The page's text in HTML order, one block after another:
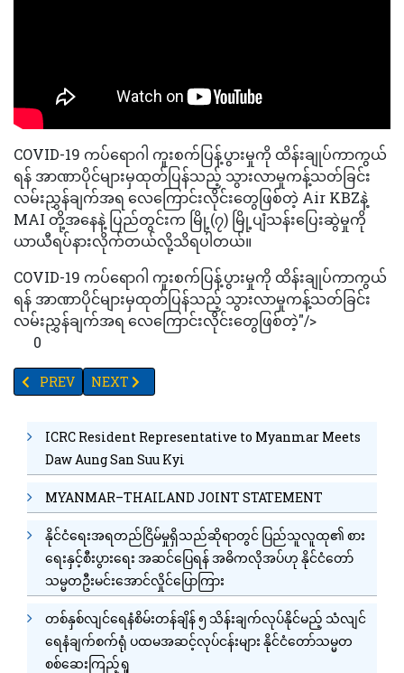
COVID-19 ကပ်ရောဂါ ကူးစက်ပြန့်ပွားမှုကို ထိန်းချုပ်ကာကွယ်
ရန် အာဏာပိုင်များမှထုတ်ပြန်သည့် သွားလာမှုကန့်သတ်ခြင်း
လမ်းညွှန်ချက်အရ လေကြောင်းလိုင်းတွေဖြစ်တဲ့ Air KBZနဲ့
MAI တို့အနေနဲ့ ပြည်တွင်းက မြို့(၇) မြို့ပျံသန်းပြေးဆွဲမှုကို
ယာယီရပ်နားလိုက်တယ်လို့သိရပါတယ်။
COVID-19 ကပ်ရောဂါ ကူးစက်ပြန့်ပွားမှုကို ထိန်းချုပ်ကာကွယ်
ရန် အာဏာပိုင်များမှထုတ်ပြန်သည့် သွားလာမှုကန့်သတ်ခြင်း
လမ်းညွှန်ချက်အရ လေကြောင်းလိုင်းတွေဖြစ်တဲ့"/>
0
PREVIOUS ARTICLE: ရန်ကုန်အတွက် လိုအပ်တဲ့ LIQUID OXYGEN
PREV NEXT ARTICLE: စေတနာ့ဝန်ထမ်းများ ကိုဗစ်ကူးစက်ခံနေ
NEXT
ICRC Resident Representative to Myanmar Meets
Daw Aung San Suu Kyi
MYANMAR–THAILAND JOINT STATEMENT
နိုင်ငံရေးအရတည်ငြိမ်မှုရှိသည်ဆိုရာတွင် ပြည်သူလူထု၏ စား
ရေးနှင့်စီးပွားရေး အဆင်ပြေရန် အဓိကလိုအပ်ဟု နိုင်ငံတော်
သမ္မတဦးမင်းအောင်လှိုင်ပြောကြား
တစ်နှစ်လျင်ရေနံစိမ်းတန်ချိန် ၅ သိန်းချက်လုပ်နိုင်မည့် သံလျင်
ရေနံချက်စက်ရုံ ပထမအဆင့်လုပ်ငန်းများ နိုင်ငံတော်သမ္မတ
စစ်ဆေးကြည့်ရှု